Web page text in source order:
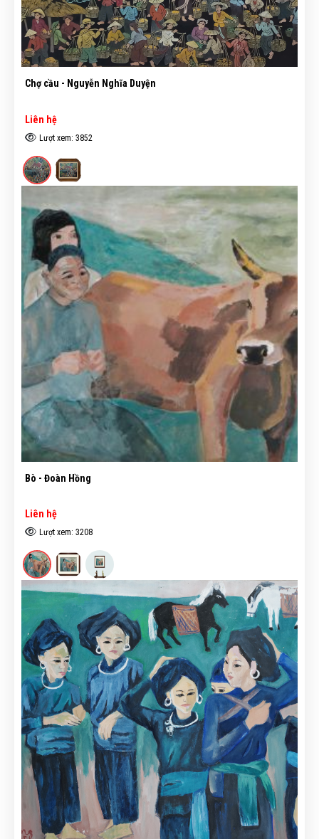
Chợ cầu - Nguyễn Nghĩa Duyện
Liên hệ
Lượt xem: 3852
Bò - Đoàn Hồng
Liên hệ
Lượt xem: 3208